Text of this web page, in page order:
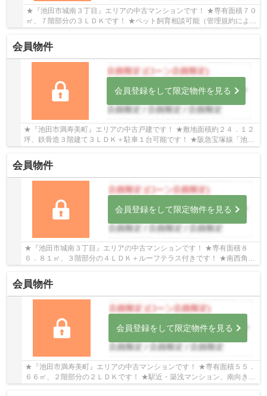
★『池田市城南３丁目』エリアの中古マンションです！ ★専有面積７０
㎡、７階部分の３ＬＤＫです！ ★ペット飼育相談可能（管理規約による
会員物件
会員登録をして限定物件を見る
★『池田市満寿美町』エリアの中古戸建です！ ★敷地面積約２４．１２
坪、鉄骨造３階建て３ＬＤＫ＋駐車１台可能です！ ★阪急宝塚線「池
田」駅まで徒歩５分、駅までフラットな道のりです！
会員物件
会員登録をして限定物件を見る
★『池田市城南３丁目』エリアの中古マンションです！ ★専有面積８
６．８１㎡、３階部分の４ＬＤＫ＋ルーフテラス付きです！ ★南西角住
戸なので日当り・通風良好な物件です！
会員物件
会員登録をして限定物件を見る
★『池田市満寿美町』エリアの中古マンションです！ ★専有面積５５．
６６㎡、２階部分の２ＬＤＫです！ ★駅近・築浅マンション、南向きな
ので日当り良好な物件です！